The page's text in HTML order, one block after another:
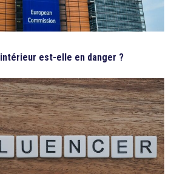
est-elle en danger ?